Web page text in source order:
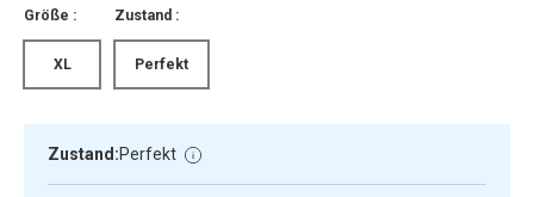
Größe :
XL
Zustand :
Perfekt
Zustand:Perfekt